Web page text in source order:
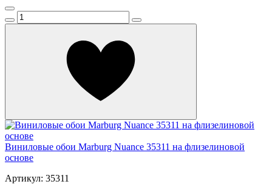
Виниловые обои Marburg Nuance 35311 на флизелиновой
основе
Артикул: 35311